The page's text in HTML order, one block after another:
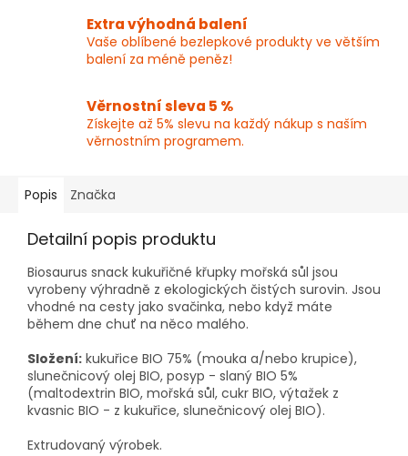
Extra výhodná balení
Vaše oblíbené bezlepkové produkty ve větším
balení za méně peněz!
Věrnostní sleva 5 %
Získejte až 5% slevu na každý nákup s naším
věrnostním programem.
Popis Značka
Detailní popis produktu
Biosaurus snack kukuřičné křupky mořská sůl jsou
vyrobeny výhradně z ekologických čistých surovin. Jsou
vhodné na cesty jako svačinka, nebo když máte
během dne chuť na něco malého.
Složení: kukuřice BIO 75% (mouka a/nebo krupice),
slunečnicový olej BIO, posyp - slaný BIO 5%
(maltodextrin BIO, mořská sůl, cukr BIO, výtažek z
kvasnic BIO - z kukuřice, slunečnicový olej BIO).
Extrudovaný výrobek.